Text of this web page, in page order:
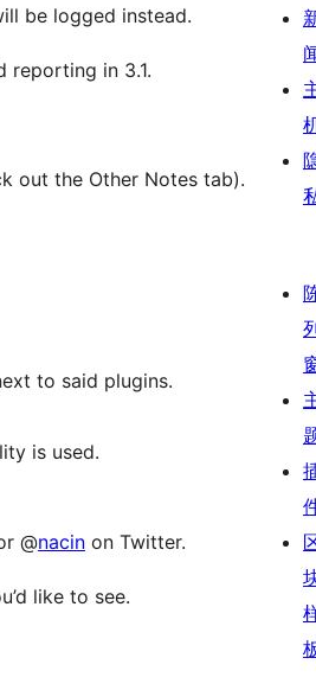
be logged instead.
reporting in 3.1.
out the Other Notes tab).
to said plugins.
is used.
@nacin on Twitter.
like to see.